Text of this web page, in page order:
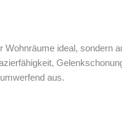
Wohnräume ideal, sondern
aus.